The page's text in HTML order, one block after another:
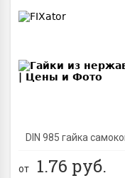
DIN 985 гайка
от 1.76 руб.